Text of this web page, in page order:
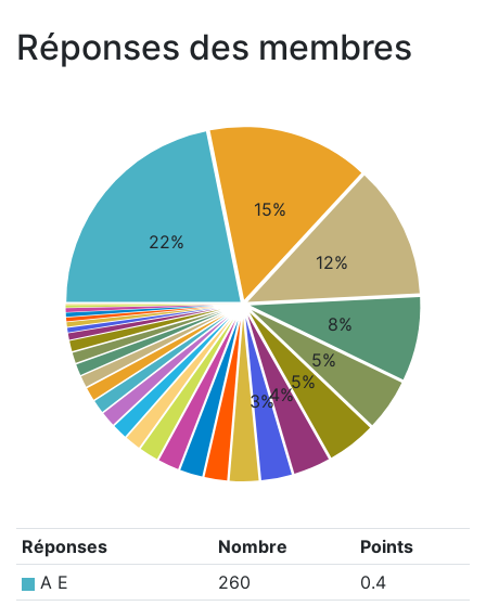
Réponses des membres
22%
15%
12%
8%
5%
5%
4%
3%
Réponses Nombre
Points
A E
260
0.4